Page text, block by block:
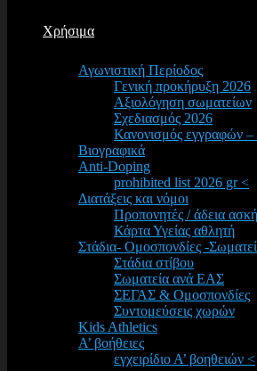
Χρήσιμα
Αγωνιστική Περίοδος
Γενική προκήρυξη 2026
Αξιολόγηση σωματείων
Σχεδιασμός 2026
Κανονισμός εγγραφών
Βιογραφικά
Anti-Doping
prohibited list 2026 gr <
Διατάξεις και νόμοι
Προπονητές / άδεια
Κάρτα Υγείας αθλητή
Στάδια- Ομοσπονδίες -
Στάδια στίβου
Σωματεία ανά ΕΑΣ
ΣΕΓΑΣ & Ομοσπονδίες
Συντομεύσεις χωρών
Kids Athletics
Α’ βοήθειες
εγχειρίδιο Α’ βοηθειών <